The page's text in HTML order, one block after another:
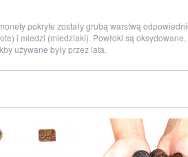
pokryte zostały grubą warstwą
i miedzi (miedziaki). Powłoki są
używane były przez lata.